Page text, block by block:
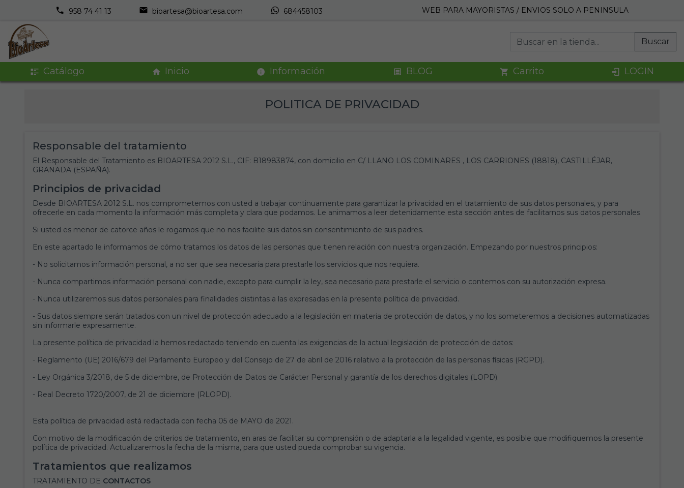
958 74 41 13 bioartesa@bioartesa.com 684458103 WEB PARA MAYORISTAS / ENVIOS SOLO A PENINSULA
Buscar
Catálogo Inicio Información BLOG Carrito LOGIN
POLITICA DE PRIVACIDAD
Responsable del tratamiento
El Responsable del Tratamiento es BIOARTESA 2012 S.L., CIF: B18983874, con domicilio en C/ LLANO LOS COMINARES , LOS CARRIONES (18818), CASTILLÉJAR,
GRANADA (ESPAÑA).
Principios de privacidad
Desde BIOARTESA 2012 S.L. nos comprometemos con usted a trabajar continuamente para garantizar la privacidad en el tratamiento de sus datos personales, y para
ofrecerle en cada momento la información más completa y clara que podamos. Le animamos a leer detenidamente esta sección antes de facilitarnos sus datos personales.
Si usted es menor de catorce años le rogamos que no nos facilite sus datos sin consentimiento de sus padres.
En este apartado le informamos de cómo tratamos los datos de las personas que tienen relación con nuestra organización. Empezando por nuestros principios:
- No solicitamos información personal, a no ser que sea necesaria para prestarle los servicios que nos requiera.
- Nunca compartimos información personal con nadie, excepto para cumplir la ley, sea necesario para prestarle el servicio o contemos con su autorización expresa.
- Nunca utilizaremos sus datos personales para finalidades distintas a las expresadas en la presente política de privacidad.
- Sus datos siempre serán tratados con un nivel de protección adecuado a la legislación en materia de protección de datos, y no los someteremos a decisiones automatizadas
sin informarle expresamente.
La presente política de privacidad la hemos redactado teniendo en cuenta las exigencias de la actual legislación de protección de datos:
- Reglamento (UE) 2016/679 del Parlamento Europeo y del Consejo de 27 de abril de 2016 relativo a la protección de las personas físicas (RGPD).
- Ley Orgánica 3/2018, de 5 de diciembre, de Protección de Datos de Carácter Personal y garantía de los derechos digitales (LOPD).
- Real Decreto 1720/2007, de 21 de diciembre (RLOPD).
Esta política de privacidad está redactada con fecha 05 de MAYO de 2021.
Con motivo de la modificación de criterios de tratamiento, en aras de facilitar su comprensión o de adaptarla a la legalidad vigente, es posible que modifiquemos la presente
política de privacidad. Actualizaremos la fecha de la misma, para que usted pueda comprobar su vigencia.
Tratamientos que realizamos
TRATAMIENTO DE CONTACTOS